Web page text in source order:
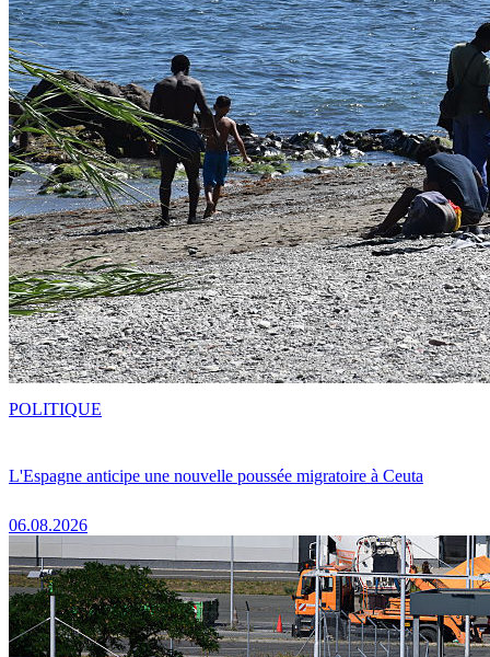
L'Espagne anticipe une nouvelle poussée migratoire à Ceuta
06.08.2026
POLITIQUE